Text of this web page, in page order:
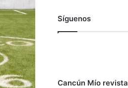
Síguenos
Cancún Mío revista